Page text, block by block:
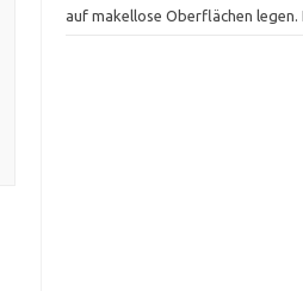
auf makellose Oberflächen legen.